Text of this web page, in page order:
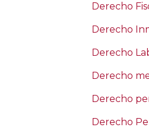
Derecho
Derecho
Derecho
Derecho
Derecho
Derecho